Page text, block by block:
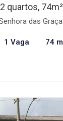
quartos, 74m²
das Graças,
1 Vaga 74